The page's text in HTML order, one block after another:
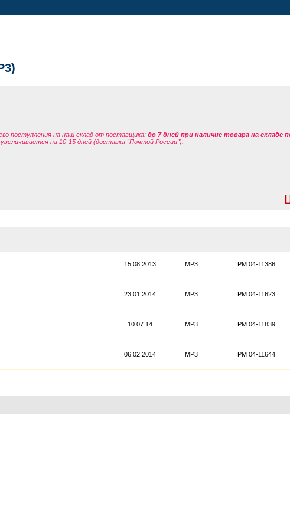
поступления на наш склад от поставщика: до 7 дней при наличие товара на складе
на 10-15 дней (доставка "Почтой России").
15.08.2013 MP3 PM 04-11386
23.01.2014 МР3 PM 04-11623
10.07.14 MP3 PM 04-11839
06.02.2014 МР3 PM 04-11644